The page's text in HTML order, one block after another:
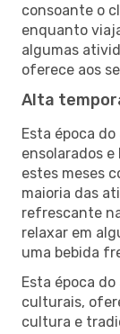
consoante o
enquanto
algumas
oferece aos
Alta
Esta época
ensolarados
estes meses
maioria das
refrescante
relaxar em
uma bebida
Esta época
culturais,
cultura e